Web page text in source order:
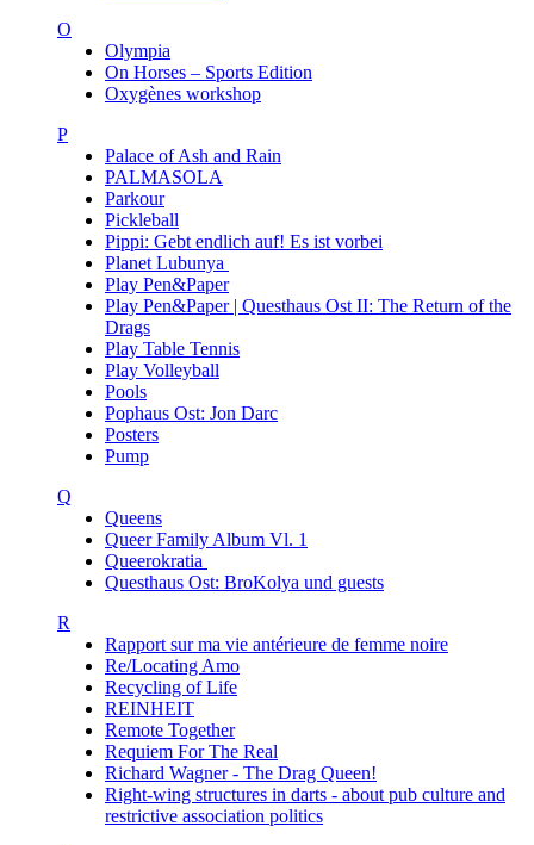
O
Olympia
On Horses – Sports Edition
Oxygènes workshop
P
Palace of Ash and Rain
PALMASOLA
Parkour
Pickleball
Pippi: Gebt endlich auf! Es ist vorbei
Planet Lubunya
Play Pen&Paper
Play Pen&Paper | Questhaus Ost II: The Return of the
Drags
Play Table Tennis
Play Volleyball
Pools
Pophaus Ost: Jon Darc
Posters
Pump
Q
Queens
Queer Family Album Vl. 1
Queerokratia
Questhaus Ost: BroKolya und guests
R
Rapport sur ma vie antérieure de femme noire
Re/Locating Amo
Recycling of Life
REINHEIT
Remote Together
Requiem For The Real
Richard Wagner - The Drag Queen!
Right-wing structures in darts - about pub culture and
restrictive association politics